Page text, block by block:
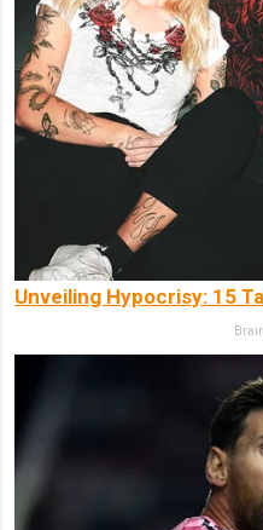
Unveiling Hypocrisy: 15